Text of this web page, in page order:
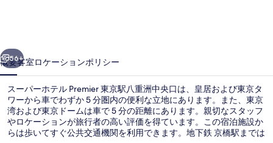
Premier
東
京
駅
八
56+
概要客室ロケーションポリシー
スーパーホテル Premier 東京駅八重洲中央口は、皇居および東京タ
ワーから車でわずか 5 分圏内の便利な立地にあります。また、東京
湾および東京ドームは車で 5 分の距離にあります。親切なスタッフ
やロケーションが旅行者の高い評価を得ています。この宿泊施設か
らは歩いてすぐ公共交通機関を利用できます。地下鉄 京橋駅までは